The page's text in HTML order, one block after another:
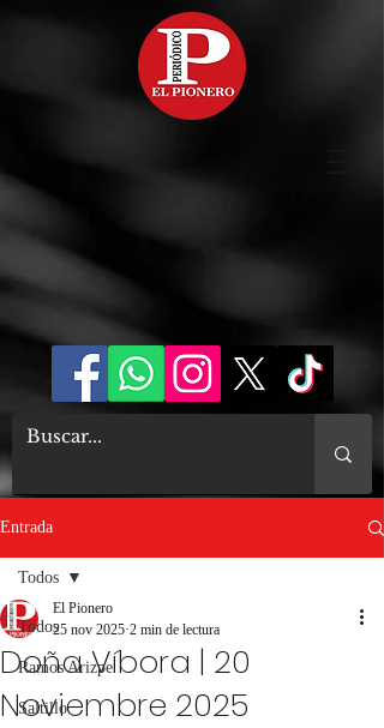
Entrada
Todos
Ramos Arizpe
Saltillo
Todos
Doña Víbora | 20
Noviembre 2025
El Pionero
25 nov 2025 2 min de lectura